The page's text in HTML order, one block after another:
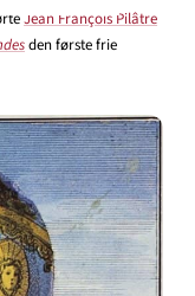
Jean François Pilâtre
den første frie